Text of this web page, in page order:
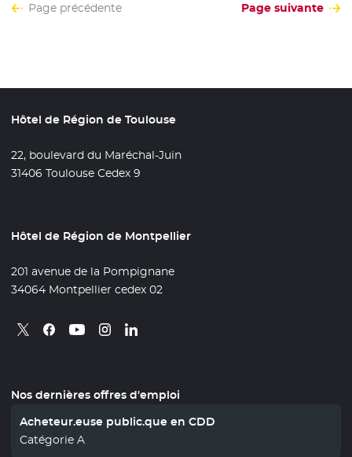
Page précédente Page suivante
Hôtel de Région de Toulouse
22, boulevard du Maréchal-Juin
31406 Toulouse Cedex 9
Hôtel de Région de Montpellier
201 avenue de la Pompignane
34064 Montpellier cedex 02
Retrouvez nous sur X
- Nouvelle fenêtre
Retrouvez nous sur Facebook
- Nouvelle fenêtre
Retrouvez nous sur Youtube
- Nouvelle fenêtre
Retrouvez nous sur Instagram
- Nouvelle fenêtre
Retrouvez nous sur Linkedin
- Nouvelle fenêtre
Nos dernières offres d'emploi
Acheteur.euse public.que en CDD
Catégorie A